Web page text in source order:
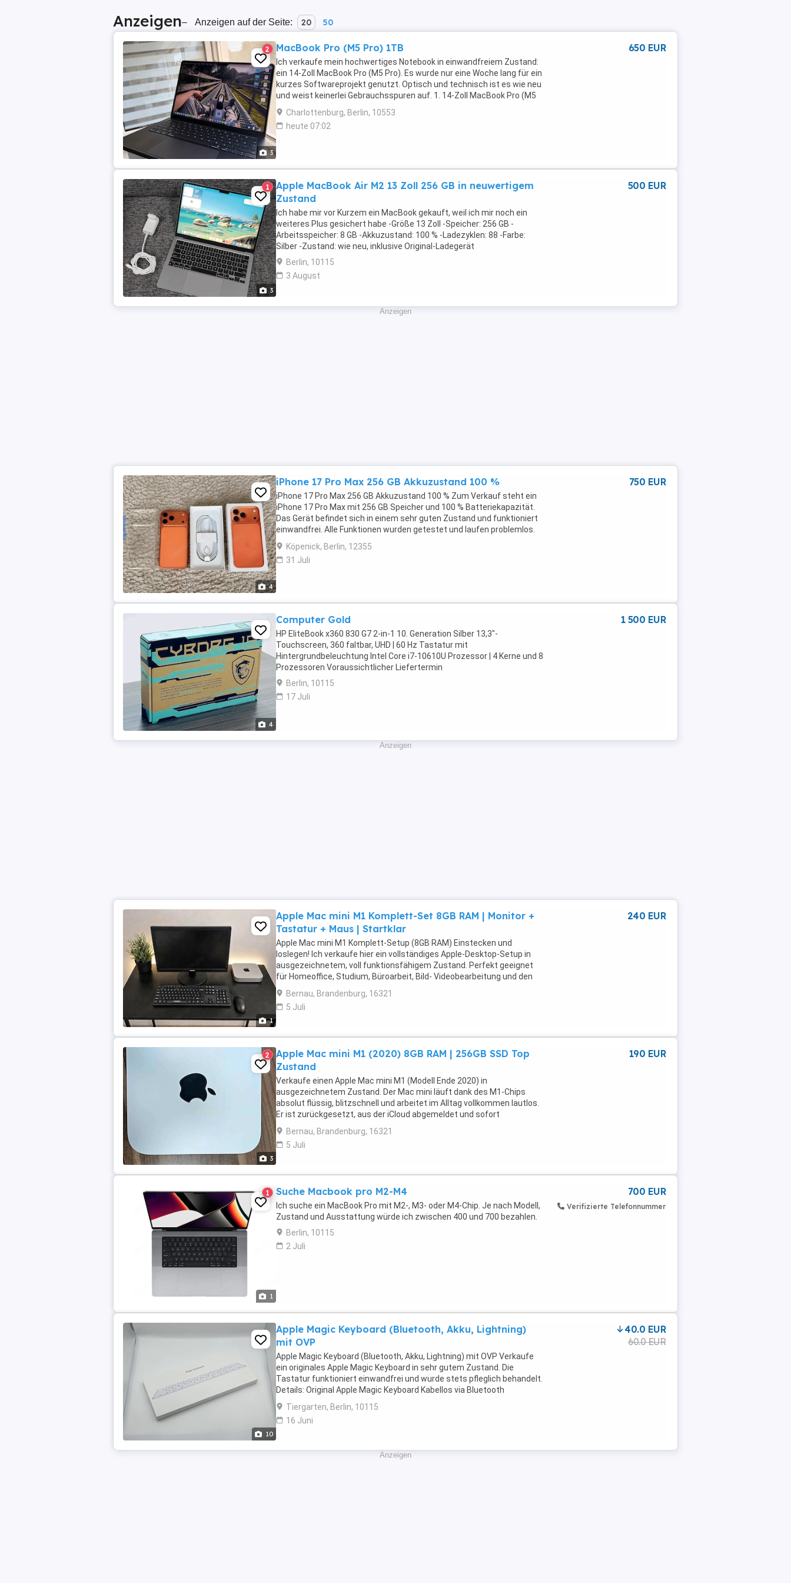
Anzeigen– Anzeigen auf der Seite: 20 50
3
2 MacBook Pro (M5 Pro) 1TB
Ich verkaufe mein hochwertiges Notebook in einwandfreiem Zustand:
ein 14-Zoll MacBook Pro (M5 Pro). Es wurde nur eine Woche lang für ein
kurzes Softwareprojekt genutzt. Optisch und technisch ist es wie neu
und weist keinerlei Gebrauchsspuren auf. 1. 14-Zoll MacBook Pro (M5
Pro): Konnektivität der nächsten ...
Charlottenburg, Berlin, 10553
heute 07:02
650 EUR
3
1
Apple MacBook Air M2 13 Zoll 256 GB in neuwertigem
Zustand
Ich habe mir vor Kurzem ein MacBook gekauft, weil ich mir noch ein
weiteres Plus gesichert habe -Größe 13 Zoll -Speicher: 256 GB -
Arbeitsspeicher: 8 GB -Akkuzustand: 100 % -Ladezyklen: 88 -Farbe:
Silber -Zustand: wie neu, inklusive Original-Ladegerät
Berlin, 10115
3 August
500 EUR
Anzeigen
4
iPhone 17 Pro Max 256 GB Akkuzustand 100 %
iPhone 17 Pro Max 256 GB Akkuzustand 100 % Zum Verkauf steht ein
iPhone 17 Pro Max mit 256 GB Speicher und 100 % Batteriekapazität.
Das Gerät befindet sich in einem sehr guten Zustand und funktioniert
einwandfrei. Alle Funktionen wurden getestet und laufen problemlos.
100 % Akkukapazität ...
Köpenick, Berlin, 12355
31 Juli
750 EUR
4
Computer Gold
HP EliteBook x360 830 G7 2-in-1 10. Generation Silber 13,3"-
Touchscreen, 360 faltbar, UHD | 60 Hz Tastatur mit
Hintergrundbeleuchtung Intel Core i7-10610U Prozessor | 4 Kerne und 8
Prozessoren Voraussichtlicher Liefertermin
Berlin, 10115
17 Juli
1 500 EUR
Anzeigen
1
Apple Mac mini M1 Komplett-Set 8GB RAM | Monitor +
Tastatur + Maus | Startklar
Apple Mac mini M1 Komplett-Setup (8GB RAM) Einstecken und
loslegen! Ich verkaufe hier ein vollständiges Apple-Desktop-Setup in
ausgezeichnetem, voll funktionsfähigem Zustand. Perfekt geeignet
für Homeoffice, Studium, Büroarbeit, Bild- Videobearbeitung und den
alltäglichen Gebrauch. Das Set beinhaltet: Apple ...
Bernau, Brandenburg, 16321
5 Juli
240 EUR
3
2
Apple Mac mini M1 (2020) 8GB RAM | 256GB SSD Top
Zustand
Verkaufe einen Apple Mac mini M1 (Modell Ende 2020) in
ausgezeichnetem Zustand. Der Mac mini läuft dank des M1-Chips
absolut flüssig, blitzschnell und arbeitet im Alltag vollkommen lautlos.
Er ist zurückgesetzt, aus der iCloud abgemeldet und sofort
einsatzbereit für den neuen Besitzer. Perfekt für Homeoffice, ...
Bernau, Brandenburg, 16321
5 Juli
190 EUR
1
1 Suche Macbook pro M2-M4
Ich suche ein MacBook Pro mit M2-, M3- oder M4-Chip. Je nach Modell,
Zustand und Ausstattung würde ich zwischen 400 und 700 bezahlen.
Berlin, 10115
2 Juli
700 EUR
Verifizierte Telefonnummer
10
Apple Magic Keyboard (Bluetooth, Akku, Lightning)
mit OVP
Apple Magic Keyboard (Bluetooth, Akku, Lightning) mit OVP Verkaufe
ein originales Apple Magic Keyboard in sehr gutem Zustand. Die
Tastatur funktioniert einwandfrei und wurde stets pfleglich behandelt.
Details: Original Apple Magic Keyboard Kabellos via Bluetooth
Integrierter Akku (aufladbar über ...
Tiergarten, Berlin, 10115
16 Juni
40.0 EUR
60.0 EUR
Anzeigen